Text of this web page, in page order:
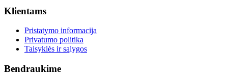
Klientams
Pristatymo informacija
Privatumo politika
Taisyklės ir sąlygos
Bendraukime